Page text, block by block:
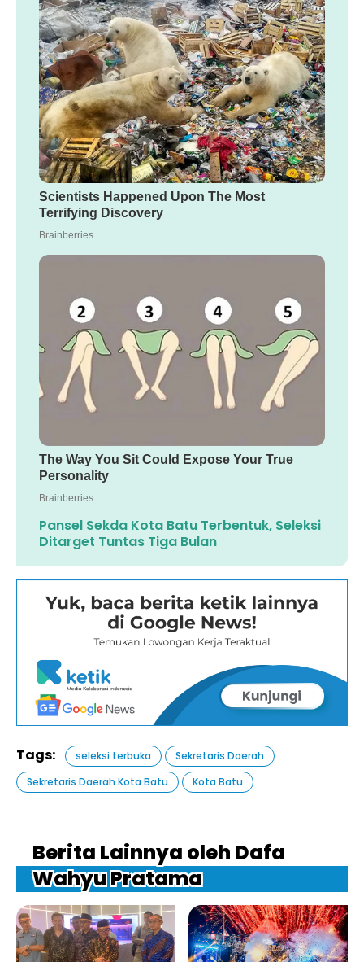
Pansel Sekda Kota Batu Terbentuk, Seleksi
Ditarget Tuntas Tiga Bulan
Tags: seleksi terbuka
Sekretaris Daerah
Sekretaris Daerah Kota Batu
Kota Batu
Berita Lainnya oleh Dafa
Wahyu Pratama